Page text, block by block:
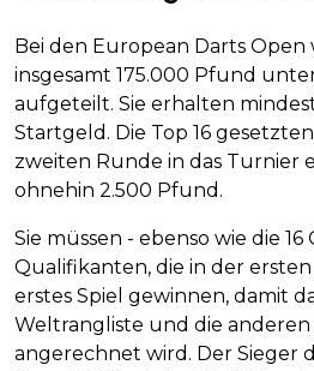
Bei den European Darts
insgesamt 175.000 Pfund
aufgeteilt. Sie erhalten
Startgeld. Die Top 16
zweiten Runde in das Turnier
ohnehin 2.500 Pfund.
Sie müssen - ebenso wie die
Qualifikanten, die in der
erstes Spiel gewinnen, damit
Weltrangliste und die anderen
angerechnet wird. Der Sieger